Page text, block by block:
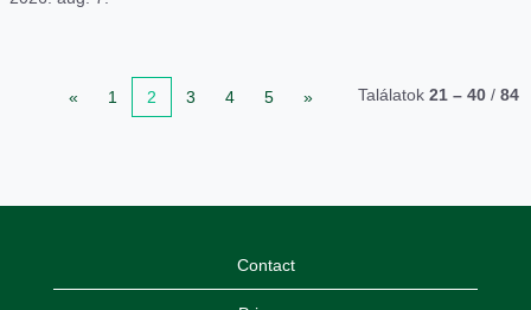
Találatok 21 – 40 / 84
« 1 2 3 4 5 »
Contact